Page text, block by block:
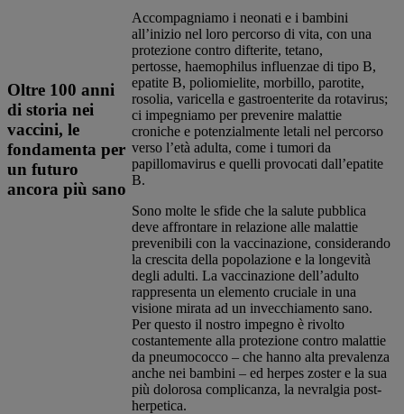
Oltre 100 anni
di storia nei
vaccini, le
fondamenta per
un futuro
ancora più sano
Accompagniamo i neonati e i bambini
all’inizio nel loro percorso di vita, con una
protezione contro difterite, tetano,
pertosse, haemophilus influenzae di tipo B,
epatite B, poliomielite, morbillo, parotite,
rosolia, varicella e gastroenterite da rotavirus;
ci impegniamo per prevenire malattie
croniche e potenzialmente letali nel percorso
verso l’età adulta, come i tumori da
papillomavirus e quelli provocati dall’epatite
B. ​
​Sono molte le sfide che la salute pubblica
deve affrontare in relazione alle malattie
prevenibili con la vaccinazione, considerando
la crescita della popolazione e la longevità
degli adulti. La vaccinazione dell’adulto
rappresenta un elemento cruciale in una
visione mirata ad un invecchiamento sano.
Per questo il nostro impegno è rivolto
costantemente alla protezione contro malattie
da pneumococco – che hanno alta prevalenza
anche nei bambini – ed herpes zoster e la sua
più dolorosa complicanza, la nevralgia post-
herpetica.